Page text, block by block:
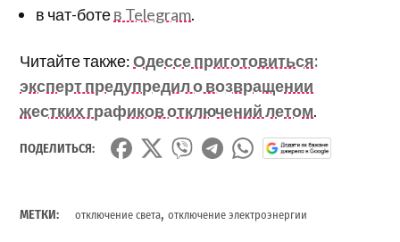
в чат-ботев Telegram.
Читайте также:Одессе приготовиться:
эксперт предупредил о возвращении
жестких графиков отключений летом.
ПОДЕЛИТЬСЯ:
МЕТКИ: отключение света,отключение электроэнергии